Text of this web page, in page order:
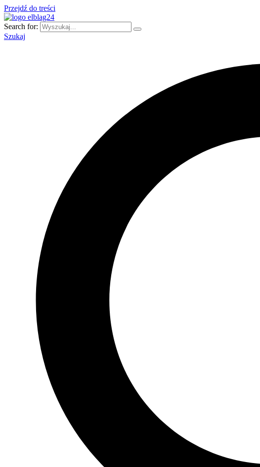
Przejdź do treści
Search for:
Szukaj